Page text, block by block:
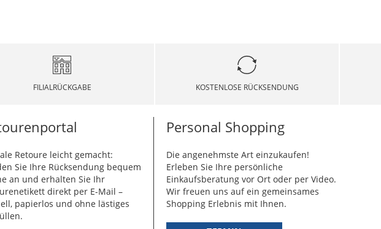
FILIALRÜCKGABE KOSTENLOSE RÜCKSENDUNG
Retoure leicht gemacht:
Sie Ihre Rücksendung bequem
an und erhalten Sie Ihr
direkt per E-Mail –
papierlos und ohne lästiges
Personal Shopping
Die angenehmste Art einzukaufen!
Erleben Sie Ihre persönliche
Einkaufsberatung vor Ort oder per Video.
Wir freuen uns auf ein gemeinsames
Shopping Erlebnis mit Ihnen.